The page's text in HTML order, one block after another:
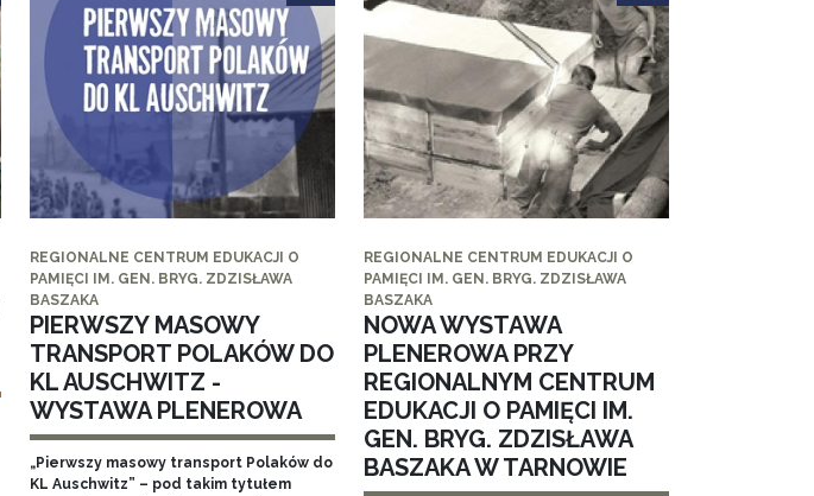
REGIONALNE CENTRUM EDUKACJI O
PAMIĘCI IM. GEN. BRYG. ZDZISŁAWA
BASZAKA
PIERWSZY MASOWY
TRANSPORT POLAKÓW DO
KL AUSCHWITZ -
WYSTAWA PLENEROWA
„Pierwszy masowy transport Polaków do
KL Auschwitz” – pod takim tytułem
REGIONALNE CENTRUM EDUKACJI O
PAMIĘCI IM. GEN. BRYG. ZDZISŁAWA
BASZAKA
NOWA WYSTAWA
PLENEROWA PRZY
REGIONALNYM CENTRUM
EDUKACJI O PAMIĘCI IM.
GEN. BRYG. ZDZISŁAWA
BASZAKA W TARNOWIE